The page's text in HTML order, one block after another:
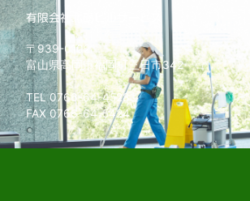
有限会社北砺ビルサービス
〒939-0102
富山県高岡市福岡町三日市342
TEL 0766-64-4528
FAX 0766-64-5424